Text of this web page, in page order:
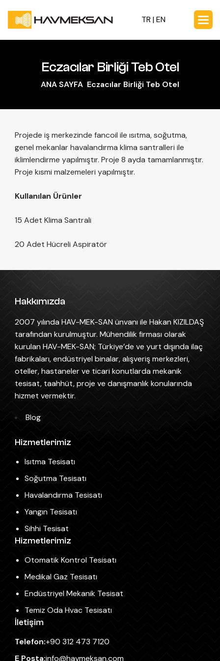
TR |EN
Eczacılar Birliği Teb Otel
ANA SAYFA Eczacılar Birliği Teb Otel
Projede iş merkezinde fancoil ile ısıtma, soğutma,
genel mekanlar havalandırma klima santralleri ile
iklimlendirme yapılmıştır. Proje 8 ayda tamamlanmıştır.
Proje kısmi malzemeleri yapılmıştır.
Kullanılan Ürünler
15 Adet Klima Santrali
20 Adet Hücreli Aspiratör
Hakkımızda
2007 yılında HAV-MEK-SAN ünvanı ile Hakan KIZILDAŞ
tarafından kurulmuştur. Mühendilik firması olarak
kurulan HAV-MEK-SAN; Türkiye’de ve yurt dışında ilaç
fabrikaları, endüstriyel binalar, alışveriş merkezleri,
oteller, hastaneler ve ticari konutlarda mekanik
tesisat, taahhüt, proje ve danışmanlık konularında
hizmet vermektir.
Blog
Hizmetlerimiz
Isıtma Tesisatı
Soğutma Tesisatı
Havalandırma Tesisatı
Yangın Tesisatı
Sıhhi Tesisat
Hizmetlerimiz
Otomatik Kontrol Tesisatı
Medikal Gaz Tesisatı
Endüstriyel Mekanik Tesisat
Temiz Oda Hvac Tesisatı
İletişim
Telefon:+90 312 473 7120
E Posta:info@havmeksan.com